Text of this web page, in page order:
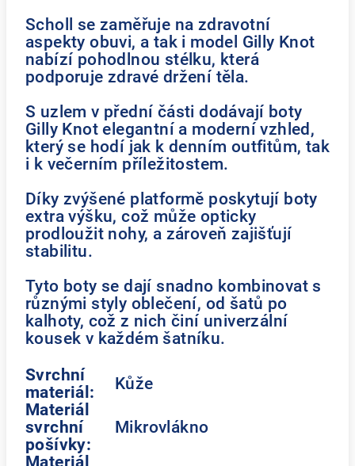
Scholl se zaměřuje na zdravotní
aspekty obuvi, a tak i model Gilly Knot
nabízí pohodlnou stélku, která
podporuje zdravé držení těla.
S uzlem v přední části dodávají boty
Gilly Knot elegantní a moderní vzhled,
který se hodí jak k denním outfitům, tak
i k večerním příležitostem.
Díky zvýšené platformě poskytují boty
extra výšku, což může opticky
prodloužit nohy, a zároveň zajišťují
stabilitu.
Tyto boty se dají snadno kombinovat s
různými styly oblečení, od šatů po
kalhoty, což z nich činí univerzální
kousek v každém šatníku.
Svrchní
materiál:
Kůže
Materiál
svrchní
pošívky:
Mikrovlákno
Materiál